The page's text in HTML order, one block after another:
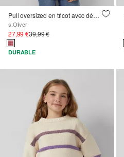
Pull oversized en tricot avec dégradé de couleurs
s.Oliver
27,99 €39,99 €
DURABLE